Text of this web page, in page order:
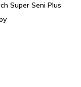
Super Seni Plus